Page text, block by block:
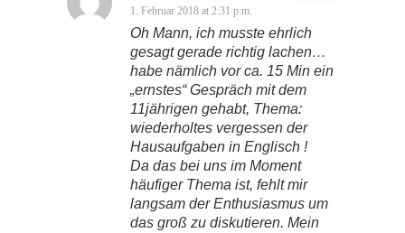
1. Februar 2018 at 2:31 p.m.
Oh Mann, ich musste ehrlich
gesagt gerade richtig lachen…
habe nämlich vor ca. 15 Min ein
„ernstes“ Gespräch mit dem
11jährigen gehabt, Thema:
wiederholtes vergessen der
Hausaufgaben in Englisch !
Da das bei uns im Moment
häufiger Thema ist, fehlt mir
langsam der Enthusiasmus um
das groß zu diskutieren. Mein